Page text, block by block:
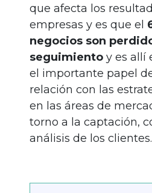
que afecta los
empresas y es que el
negocios son
seguimiento y es allí
el importante papel
relación con las
en las áreas de
torno a la captación,
análisis de los clientes.